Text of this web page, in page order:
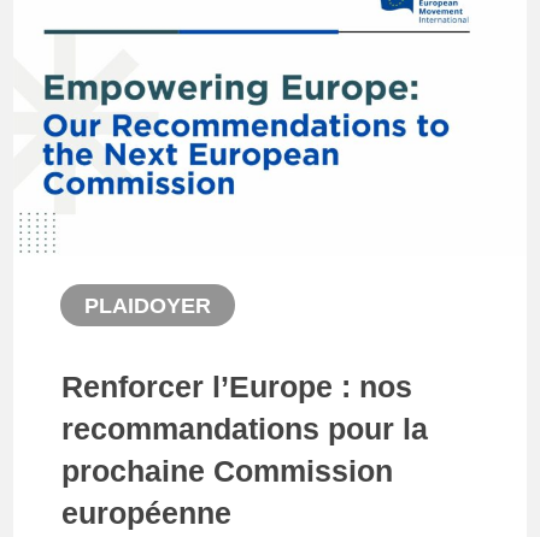
PLAIDOYER
Renforcer l’Europe : nos
recommandations pour la
prochaine Commission
européenne